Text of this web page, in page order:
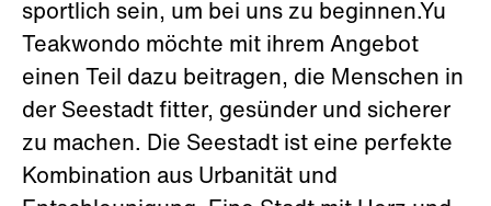
sportlich sein, um bei uns zu beginnen.Yu
Teakwondo möchte mit ihrem Angebot
einen Teil dazu beitragen, die Menschen in
der Seestadt fitter, gesünder und sicherer
zu machen. Die Seestadt ist eine perfekte
Kombination aus Urbanität und